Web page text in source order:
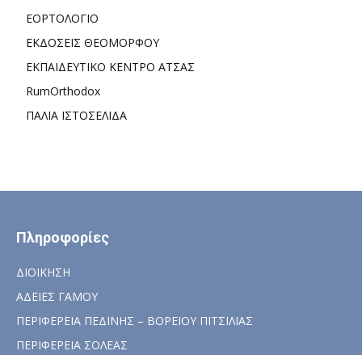
ΕΟΡΤΟΛΟΓΙΟ
ΕΚΔΟΣΕΙΣ ΘΕΟΜΟΡΦΟΥ
ΕΚΠΑΙΔΕΥΤΙΚΟ ΚΕΝΤΡΟ ΑΤΣΑΣ
RumOrthodox
ΠΑΛΙΑ ΙΣΤΟΣΕΛΙΔΑ
Πληροφορίες
ΔΙΟΙΚΗΣΗ
ΑΔΕΙΕΣ ΓΑΜΟΥ
ΠΕΡΙΦΕΡΕΙΑ ΠΕΔΙΝΗΣ – ΒΟΡΕΙΟΥ ΠΙΤΣΙΛΙΑΣ
ΠΕΡΙΦΕΡΕΙΑ ΣΟΛΕΑΣ